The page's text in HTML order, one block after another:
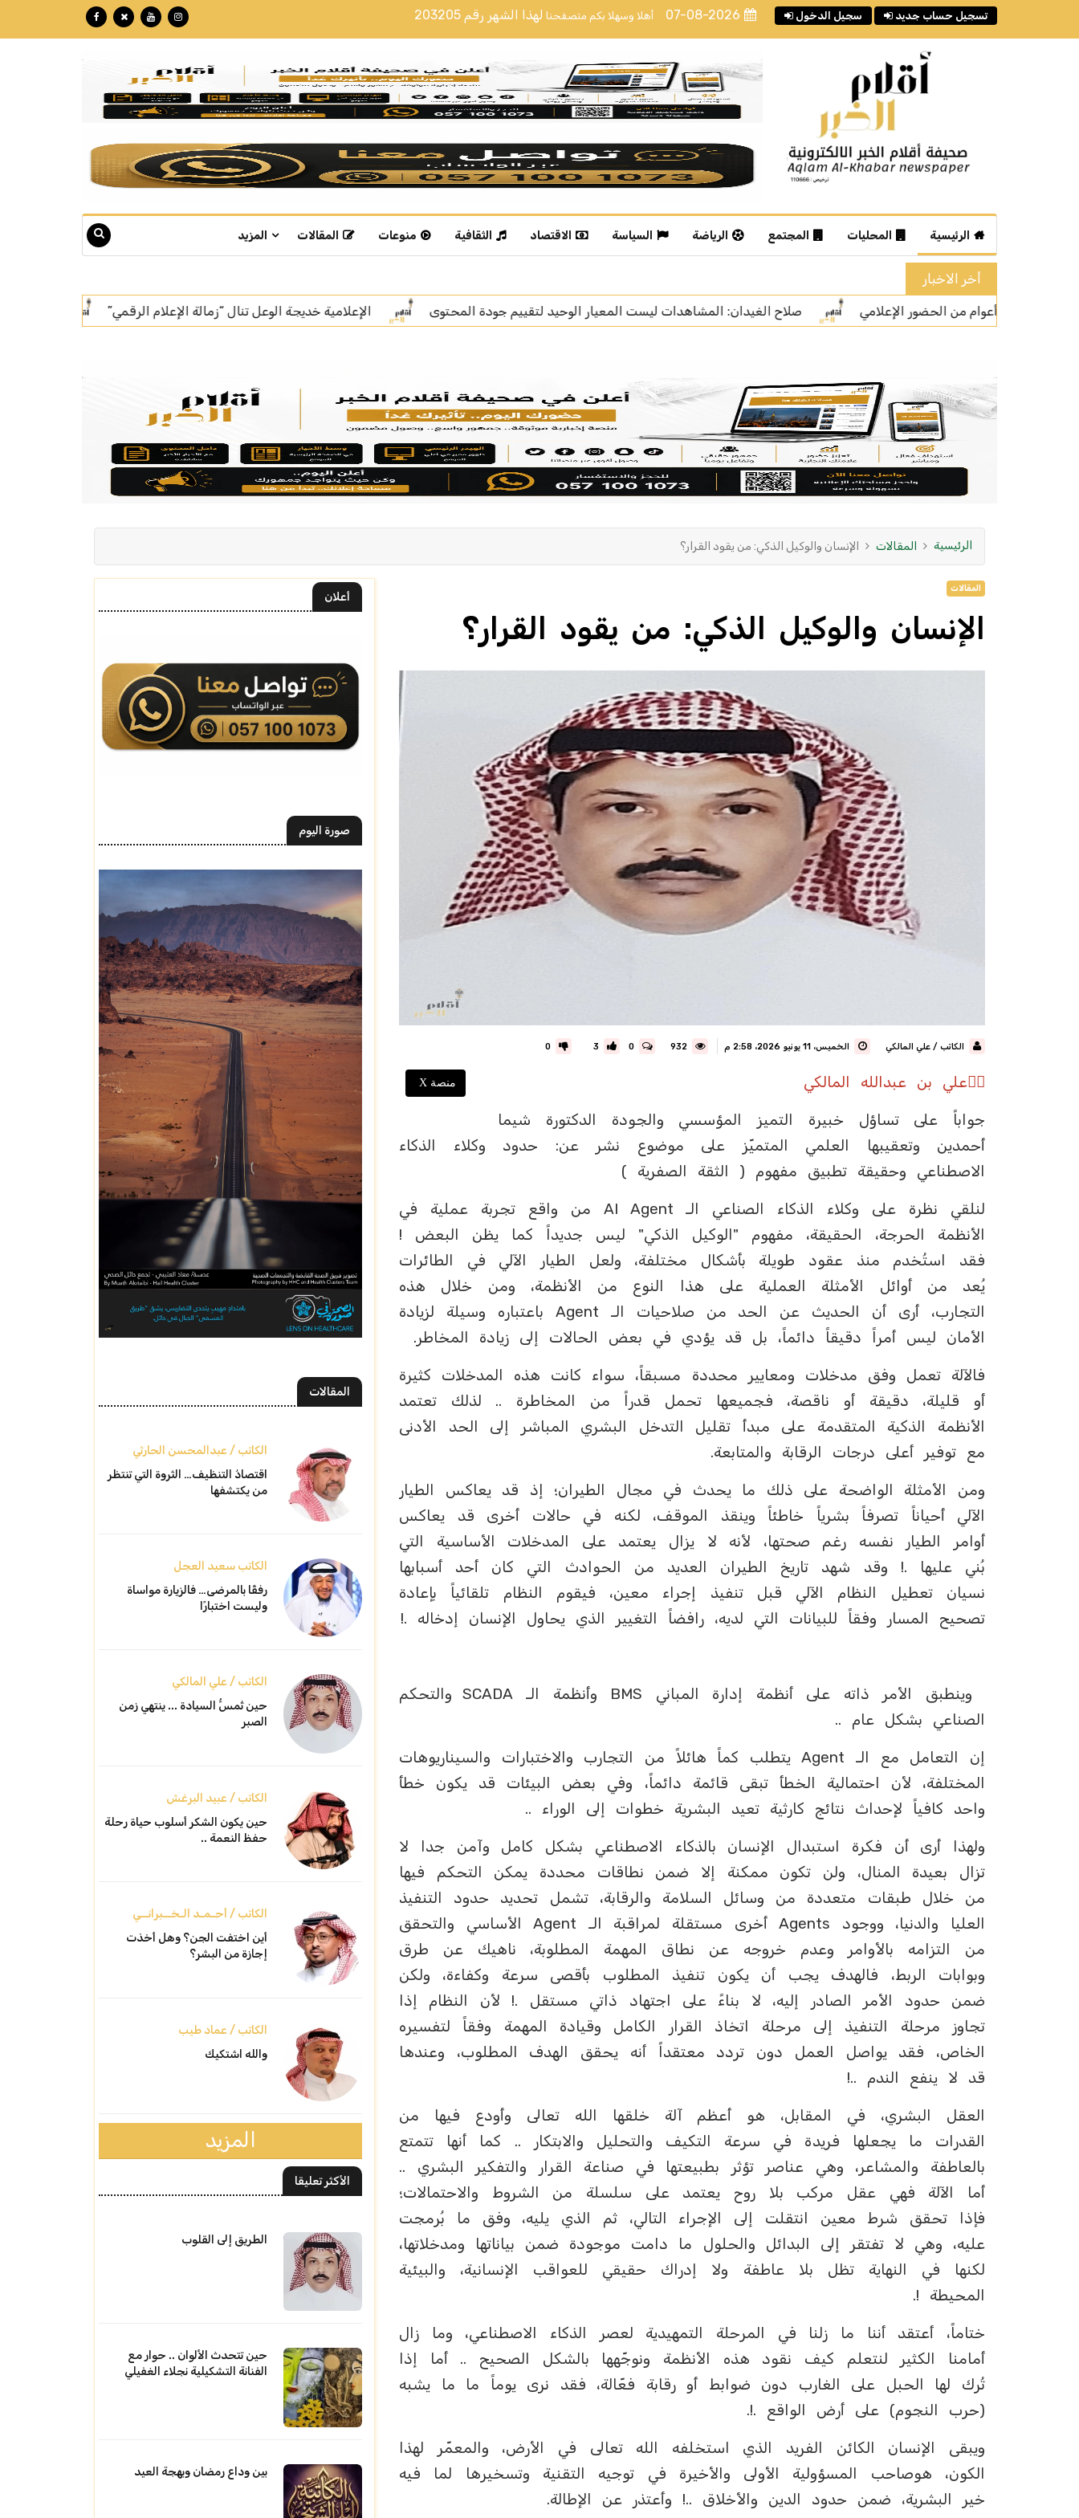
أهلا وسهلا بكم متصفحنا لهذا الشهر رقم 203205 07-08-2026 سجيل الدخول تسجيل حساب جديد
الرئيسية المحليات المجتمع الرياضة السياسة الاقتصاد الثقافية منوعات المقالات المزيد
أخر الاخبار
صلاح الغيدان: المشاهدات ليست المعيار الوحيد لتقييم جودة المحتوى الإعلامية خديجة الوعل تنال “زمالة الإعلام الرقمي” بتكللة تجاوزت الـ 60 مليون ريال.. "نبع" تبوك تنهي تركيب أسرع خط إنتاج للمياه في العالم
الرئيسية المقالات الإنسان والوكيل الذكي: من يقود القرار؟
المقالات
الإنسان والوكيل الذكي: من يقود القرار؟
الكاتب / علي المالكي الخميس، 11 يونيو 2026، 2:58 م 0
3
0
منصة X ✍🏼علي بن عبدالله المالكي
جواباً على تساؤل خبيرة التميز المؤسسي والجودة الدكتورة شيما
أحمدين وتعقيبها العلمي المتميّز على موضوع نشر عن: حدود وكلاء الذكاء
الاصطناعي وحقيقة تطبيق مفهوم ( الثقة الصفرية )
لنلقي نظرة على وكلاء الذكاء الصناعي الـ AI Agent من واقع تجربة عملية في
الأنظمة الحرجة، الحقيقة، مفهوم "الوكيل الذكي" ليس جديداً كما يظن البعض !
فقد استُخدم منذ عقود طويلة بأشكال مختلفة، ولعل الطيار الآلي في الطائرات
يُعد من أوائل الأمثلة العملية على هذا النوع من الأنظمة، ومن خلال هذه
التجارب، أرى أن الحديث عن الحد من صلاحيات الـ Agent باعتباره وسيلة لزيادة
الأمان ليس أمراً دقيقاً دائماً، بل قد يؤدي في بعض الحالات إلى زيادة المخاطر.
فالآلة تعمل وفق مدخلات ومعايير محددة مسبقاً، سواء كانت هذه المدخلات كثيرة
أو قليلة، دقيقة أو ناقصة، فجميعها تحمل قدراً من المخاطرة .. لذلك تعتمد
الأنظمة الذكية المتقدمة على مبدأ تقليل التدخل البشري المباشر إلى الحد الأدنى
مع توفير أعلى درجات الرقابة والمتابعة.
ومن الأمثلة الواضحة على ذلك ما يحدث في مجال الطيران؛ إذ قد يعاكس الطيار
الآلي أحياناً تصرفاً بشرياً خاطئاً وينقذ الموقف، لكنه في حالات أخرى قد يعاكس
أوامر الطيار نفسه رغم صحتها، لأنه لا يزال يعتمد على المدخلات الأساسية التي
بُني عليها .! وقد شهد تاريخ الطيران العديد من الحوادث التي كان أحد أسبابها
نسيان تعطيل النظام الآلي قبل تنفيذ إجراء معين، فيقوم النظام تلقائياً بإعادة
تصحيح المسار وفقاً للبيانات التي لديه، رافضاً التغيير الذي يحاول الإنسان إدخاله .!
وينطبق الأمر ذاته على أنظمة إدارة المباني BMS وأنظمة الـ SCADA والتحكم
الصناعي بشكل عام ..
إن التعامل مع الـ Agent يتطلب كماً هائلاً من التجارب والاختبارات والسيناريوهات
المختلفة، لأن احتمالية الخطأ تبقى قائمة دائماً، وفي بعض البيئات قد يكون خطأ
واحد كافياً لإحداث نتائج كارثية تعيد البشرية خطوات إلى الوراء ..
ولهذا أرى أن فكرة استبدال الإنسان بالذكاء الاصطناعي بشكل كامل وآمن جدا لا
تزال بعيدة المنال، ولن تكون ممكنة إلا ضمن نطاقات محددة يمكن التحكم فيها
من خلال طبقات متعددة من وسائل السلامة والرقابة، تشمل تحديد حدود التنفيذ
العليا والدنيا، ووجود Agents أخرى مستقلة لمراقبة الـ Agent الأساسي والتحقق
من التزامه بالأوامر وعدم خروجه عن نطاق المهمة المطلوبة، ناهيك عن طرق
وبوابات الربط، فالهدف يجب أن يكون تنفيذ المطلوب بأقصى سرعة وكفاءة، ولكن
ضمن حدود الأمر الصادر إليه، لا بناءً على اجتهاد ذاتي مستقل .! لأن النظام إذا
تجاوز مرحلة التنفيذ إلى مرحلة اتخاذ القرار الكامل وقيادة المهمة وفقاً لتفسيره
الخاص، فقد يواصل العمل دون تردد معتقداً أنه يحقق الهدف المطلوب، وعندها
قد لا ينفع الندم ..!
العقل البشري، في المقابل، هو أعظم آلة خلقها الله تعالى وأودع فيها من
القدرات ما يجعلها فريدة في سرعة التكيف والتحليل والابتكار .. كما أنها تتمتع
بالعاطفة والمشاعر، وهي عناصر تؤثر بطبيعتها في صناعة القرار والتفكير البشري ..
أما الآلة فهي عقل مركب بلا روح يعتمد على سلسلة من الشروط والاحتمالات؛
فإذا تحقق شرط معين انتقلت إلى الإجراء التالي، ثم الذي يليه، وفق ما بُرمجت
عليه، وهي لا تفتقر إلى البدائل والحلول ما دامت موجودة ضمن بياناتها ومدخلاتها،
لكنها في النهاية تظل بلا عاطفة ولا إدراك حقيقي للعواقب الإنسانية، والبيئية
المحيطة !.
ختاماً، أعتقد أننا ما زلنا في المرحلة التمهيدية لعصر الذكاء الاصطناعي، وما زال
أمامنا الكثير لنتعلم كيف نقود هذه الأنظمة ونوجّهها بالشكل الصحيح .. أما إذا
تُرك لها الحبل على الغارب دون ضوابط أو رقابة فعّالة، فقد نرى يوماً ما ما يشبه
(حرب النجوم) على أرض الواقع .!.
ويبقى الإنسان الكائن الفريد الذي استخلفه الله تعالى في الأرض، والمعمّر لهذا
الكون، هوصاحب المسؤولية الأولى والأخيرة في توجيه التقنية وتسخيرها لما فيه
خير البشرية، ضمن حدود الدين والأخلاق ..! وأعتذر عن الإطالة.
أعلان
صورة اليوم
المقالات
الكاتب / عبدالمحسن الحارثي
اقتصادُ التنظيف… الثروة التي تنتظر
من يكتشفها
الكاتب سعيد العجل
رفقًا بالمرضى… فالزيارة مواساة
وليست اختبارًا
الكاتب / علي المالكي
حين تُمسُّ السيادة ... ينتهي زمن
الصبر
الكاتب / عبيد البرغش
حين يكون الشكر أسلوب حياة رحلة
حفظ النعمة ..
الكاتب / أحـمـد الـخــبرانــي
أين اختفت الجن؟ وهل أخذت
إجازة من البشر؟
الكاتب / عماد طيب
والله اشتكيك
المزيد
الأكثر تعليقا
الطريق إلى القلوب
حين تتحدث الألوان .. حوار مع
الفنانة التشكيلية نجلاء الغفيلي
بين وداع رمضان وبهجة العيد